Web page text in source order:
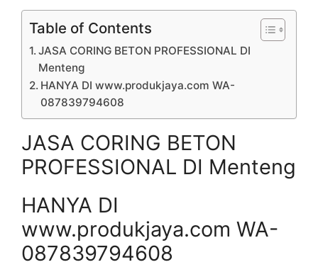
Table of Contents
JASA CORING BETON PROFESSIONAL DI
Menteng
HANYA DI www.produkjaya.com WA-
087839794608
JASA CORING BETON
PROFESSIONAL DI Menteng
HANYA DI
www.produkjaya.com WA-
087839794608